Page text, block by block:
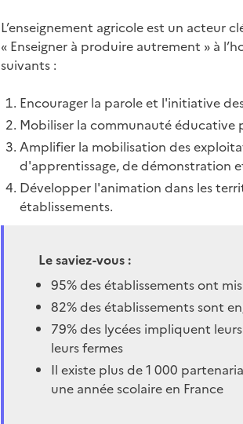
L’enseignement agricole est un acteur
« Enseigner à produire autrement » à
suivants :
Encourager la parole et l'initiative
Mobiliser la communauté éducative
Amplifier la mobilisation des
d'apprentissage, de démonstration
Développer l'animation dans les
établissements.
Le saviez-vous :
95% des établissements ont
82% des établissements sont
79% des lycées impliquent
leurs fermes
Il existe plus de 1 000
une année scolaire en France